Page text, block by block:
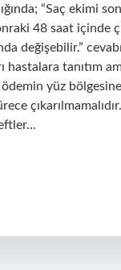
“Saç ekimi
48 saat içinde
değişebilir.”
hastalara tanıtım
yüz bölgesine